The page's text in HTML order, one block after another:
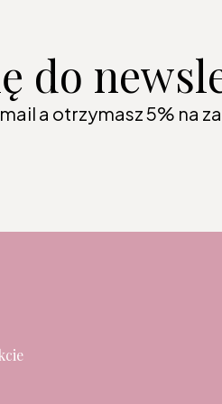
do
a otrzymasz 5% na